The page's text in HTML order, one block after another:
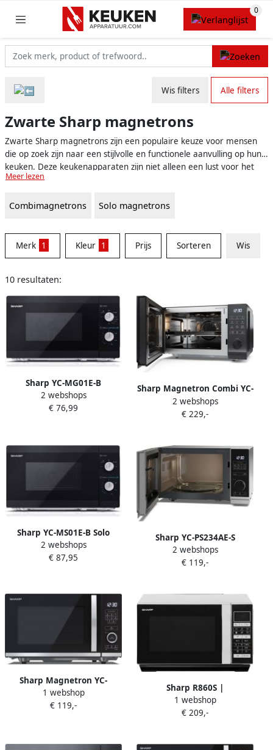
Wis filters Alle filters
Zwarte Sharp magnetrons
Zwarte Sharp magnetrons zijn een populaire keuze voor mensen
die op zoek zijn naar een stijlvolle en functionele aanvulling op hun
keuken. Deze keukenapparaten zijn niet alleen een lust voor het
oog, maar bieden ook uitstekende prestaties en gebruiksgemak.
voor een moderne uitstraling. Ben je geïnteresseerd in het
de juiste plek om alle informatie te vinden die je nodig hebt om een
weloverwogen beslissing te nemen!
Meer lezen
Combimagnetrons Solo magnetrons
Merk 1 Kleur 1 Prijs Sorteren Wis
10 resultaten:
Sharp YC-MG01E-B
magnetron en grill 800W 20
liter zwart
2 webshops
€ 76,99
Sharp Magnetron Combi YC-
GC52BE-B | Keuken- en
Kookartikelen |
4974019216478
2 webshops
€ 229,-
Sharp YC-MS01E-B Solo
Magnetron 800 Watt 20
liter zwart
2 webshops
€ 87,95
Sharp YC-PS234AE-S
magnetron 900W 23 liter
zilver
2 webshops
€ 119,-
Sharp Magnetron YC-
QS204AE-B | Keuken- en
Kookartikelen |
4974019208510
1 webshop
€ 119,-
Sharp R860S |
Microgolfovens |
Keuken&Koken
1 webshop
€ 209,-